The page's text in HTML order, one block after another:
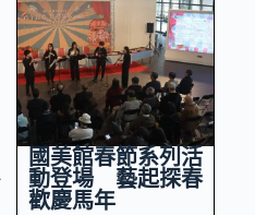
國美館春節系列活
動登場 藝起探春
歡慶馬年